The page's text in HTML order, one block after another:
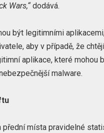
Wars,“dodává.
být legitimními
aby v případě, že
aplikace, které
malware.
přední místa pravidelné